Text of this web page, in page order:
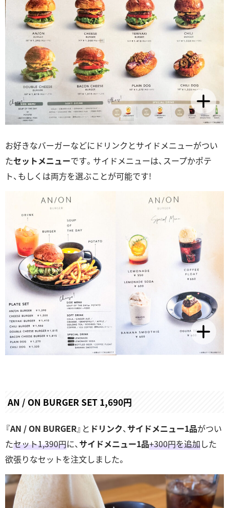
お好きなバーガーなどにドリンクとサイドメニューがつい
たセットメニューです。サイドメニューは、スープかポテ
ト、もしくは両方を選ぶことが可能です!
AN / ON BURGER SET 1,690円
『AN / ON BURGER』と ドリンク、 サイドメニュー1品がつい
たセット1,390円に、 サイドメニュー1品+300円を追加した
欲張りなセットを注文しました。